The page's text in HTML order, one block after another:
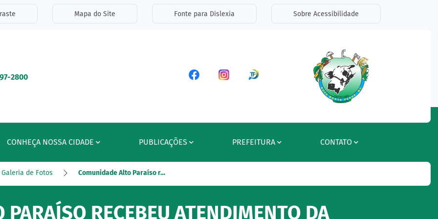
de acessibilidade
Mapa do Site Fonte para Dislexia Sobre Acessibilidade
2800 Acessar a Rede Social Facebook
Acessar a Rede Social Instagram
Acessar a Rede Social Radar
CONHEÇA NOSSA CIDADE PUBLICAÇÕES PREFEITURA CONTATO
Galeria de Fotos Comunidade Alto Paraíso r…
PARAÍSO RECEBEU ATENDIMENTO DA